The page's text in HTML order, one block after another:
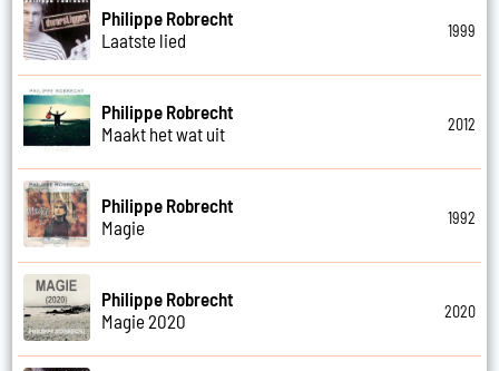
Philippe Robrecht
Laatste lied
1999
Philippe Robrecht
Maakt het wat uit
2012
Philippe Robrecht
Magie
1992
Philippe Robrecht
Magie 2020
2020